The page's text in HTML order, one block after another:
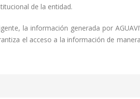
de la entidad.
la información generada por
el acceso a la información de